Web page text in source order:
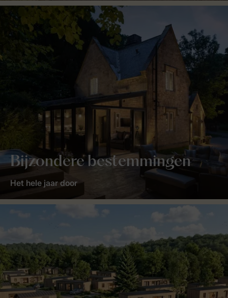
Bijzondere bestemmingen
Het hele jaar door